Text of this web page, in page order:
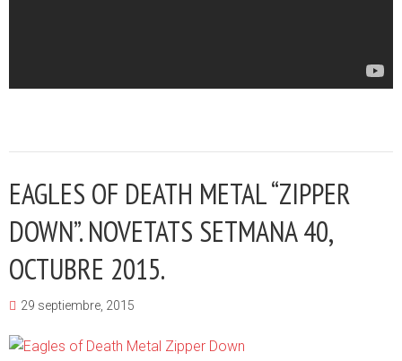
EAGLES OF DEATH METAL “ZIPPER
DOWN”. NOVETATS SETMANA 40,
OCTUBRE 2015.
29 septiembre, 2015